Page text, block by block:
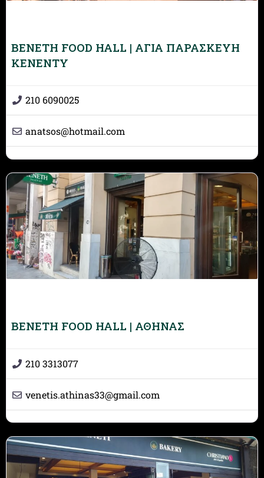
BENETH FOOD HALL | ΑΓΙΑ ΠΑΡΑΣΚΕΥΗ
ΚΕΝΕΝΤΥ
210 6090025
anatsos@hotmail.com
BENETH FOOD HALL | ΑΘΗΝΑΣ
210 3313077
venetis.athinas33@gmail.com